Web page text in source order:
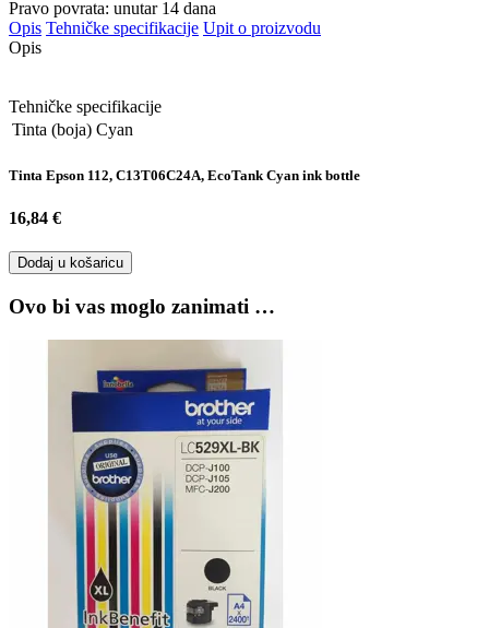
Pravo povrata: unutar 14 dana
Opis Tehničke specifikacije Upit o proizvodu
Opis
Tehničke specifikacije
Tinta (boja) Cyan
Tinta Epson 112, C13T06C24A, EcoTank Cyan ink bottle
16,84 €
Dodaj u košaricu
Ovo bi vas moglo zanimati …